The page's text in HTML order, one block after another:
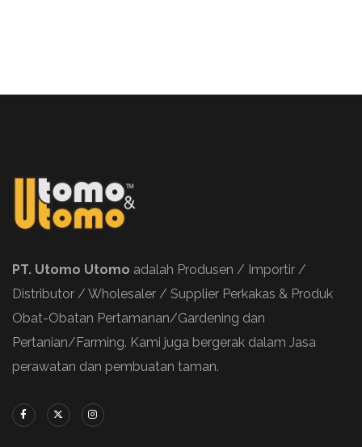
PT. Utomo Utomo adalah Produsen / Importir /
Distributor / Wholesaler / Supplier Perkakas & Produk
Obat-Obatan Pertamanan/Gardening dan
Pertanian/Farming. Kami juga bergerak dalam Jasa
perawatan dan pembuatan taman.